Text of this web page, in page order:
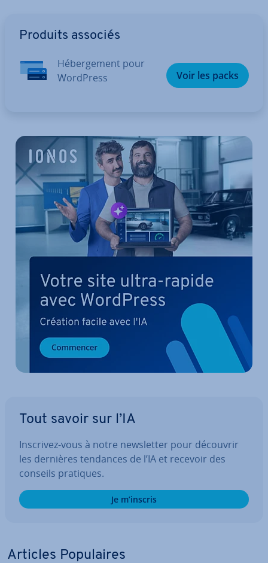
Produits associés
Hé­ber­ge­ment pour
WordPress
Voir les packs
Tout savoir sur l’IA
Inscrivez-vous à notre news­let­ter pour découvrir
les dernières tendances de l’IA et recevoir des
conseils pratiques.
Je m’inscris
Articles Po­pu­laires